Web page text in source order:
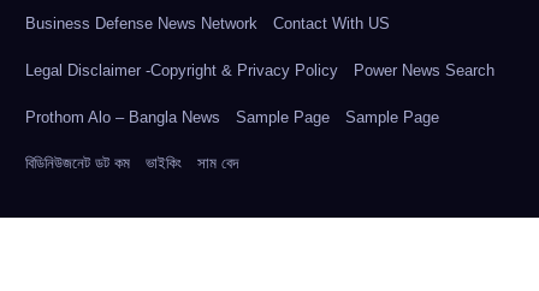
Business Defense News Network Contact With US
Legal Disclaimer -Copyright & Privacy Policy Power News Search
Prothom Alo – Bangla News Sample Page Sample Page
বিডিনিউজনেট ডট কম ভাইকিং সাম বেদ